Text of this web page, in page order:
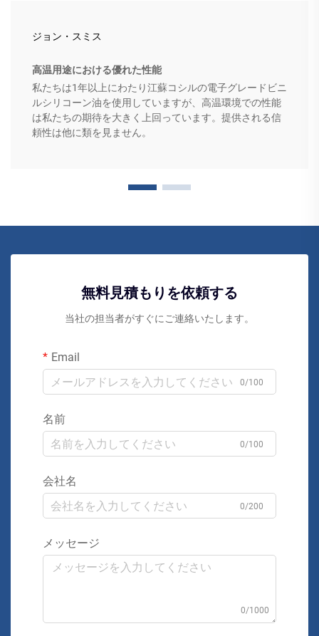
ジョン・スミス
高温用途における優れた性能
私たちは1年以上にわたり江蘇コシルの電子グレードビニ
ルシリコーン油を使用していますが、高温環境での性能
は私たちの期待を大きく上回っています。提供される信
頼性は他に類を見ません。
無料見積もりを依頼する
当社の担当者がすぐにご連絡いたします。
Email
0/100
名前
0/100
会社名
0/200
メッセージ
0/1000